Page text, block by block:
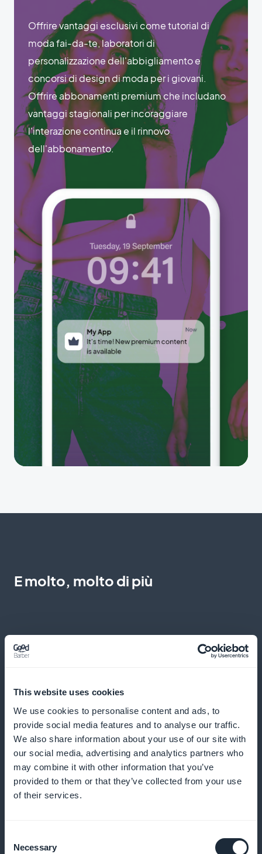
This website uses cookies
We use cookies to personalise content and ads, to
provide social media features and to analyse our traffic.
We also share information about your use of our site with
our social media, advertising and analytics partners who
may combine it with other information that you’ve
provided to them or that they’ve collected from your use
of their services.
Selection
Necessary
Offrire vantaggi esclusivi come tutorial di
moda fai-da-te, laboratori di
personalizzazione dell'abbigliamento e
concorsi di design di moda per i giovani.
Offrire abbonamenti premium che includano
vantaggi stagionali per incoraggiare
l'interazione continua e il rinnovo
dell'abbonamento.
E molto, molto di più
Approfondimenti sulle tendenze della
moda giovane
Offrite un'analisi approfondita delle ultime tendenze
e preferenze dei giovani consumatori per mantenere
i vostri abbonati all'avanguardia della moda